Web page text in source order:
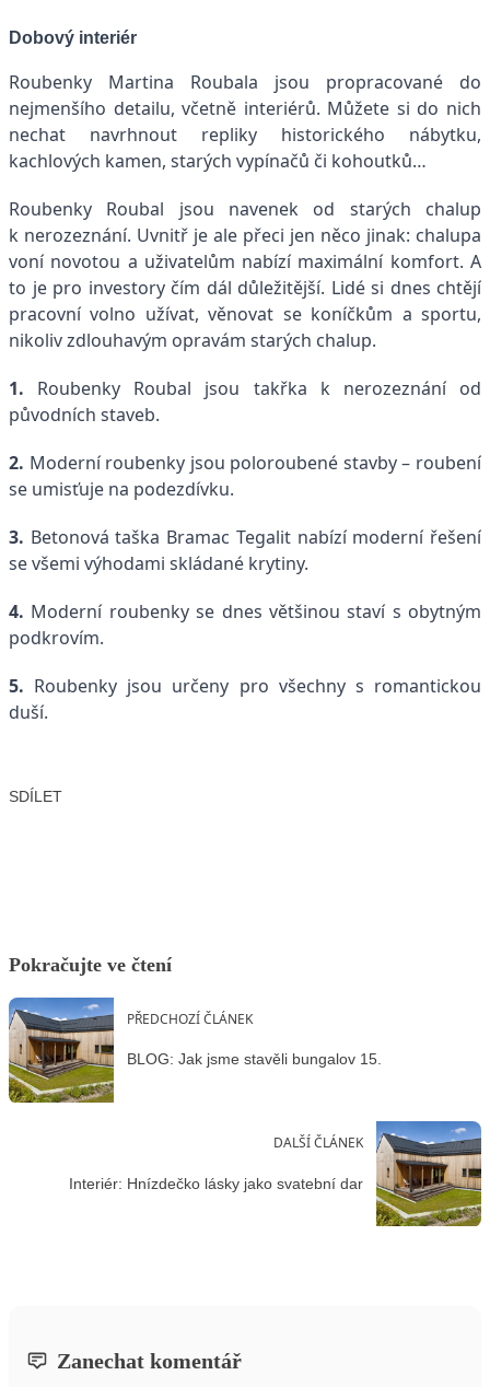
Dobový interiér
Roubenky Martina Roubala jsou propracované do
nejmenšího detailu, včetně interiérů. Můžete si do nich
nechat navrhnout repliky historického nábytku,
kachlových kamen, starých vypínačů či kohoutků…
Roubenky Roubal jsou navenek od starých chalup
k nerozeznání. Uvnitř je ale přeci jen něco jinak: chalupa
voní novotou a uživatelům nabízí maximální komfort. A
to je pro investory čím dál důležitější. Lidé si dnes chtějí
pracovní volno užívat, věnovat se koníčkům a sportu,
nikoliv zdlouhavým opravám starých chalup.
1. Roubenky Roubal jsou takřka k nerozeznání od
původních staveb.
2. Moderní roubenky jsou poloroubené stavby – roubení
se umisťuje na podezdívku.
3. Betonová taška Bramac Tegalit nabízí moderní řešení
se všemi výhodami skládané krytiny.
4. Moderní roubenky se dnes většinou staví s obytným
podkrovím.
5. Roubenky jsou určeny pro všechny s romantickou
duší.
SDÍLET
Pokračujte ve čtení
PŘEDCHOZÍ ČLÁNEK
BLOG: Jak jsme stavěli bungalov 15.
DALŠÍ ČLÁNEK
Interiér: Hnízdečko lásky jako svatební dar
Zanechat komentář